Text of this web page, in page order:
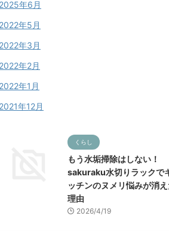
2025年6月
2022年5月
2022年3月
2022年2月
2022年1月
2021年12月
くらし
もう水垢掃除はしない！
sakuraku水切りラックで
ッチンのヌメリ悩みが消え
理由
2026/4/19